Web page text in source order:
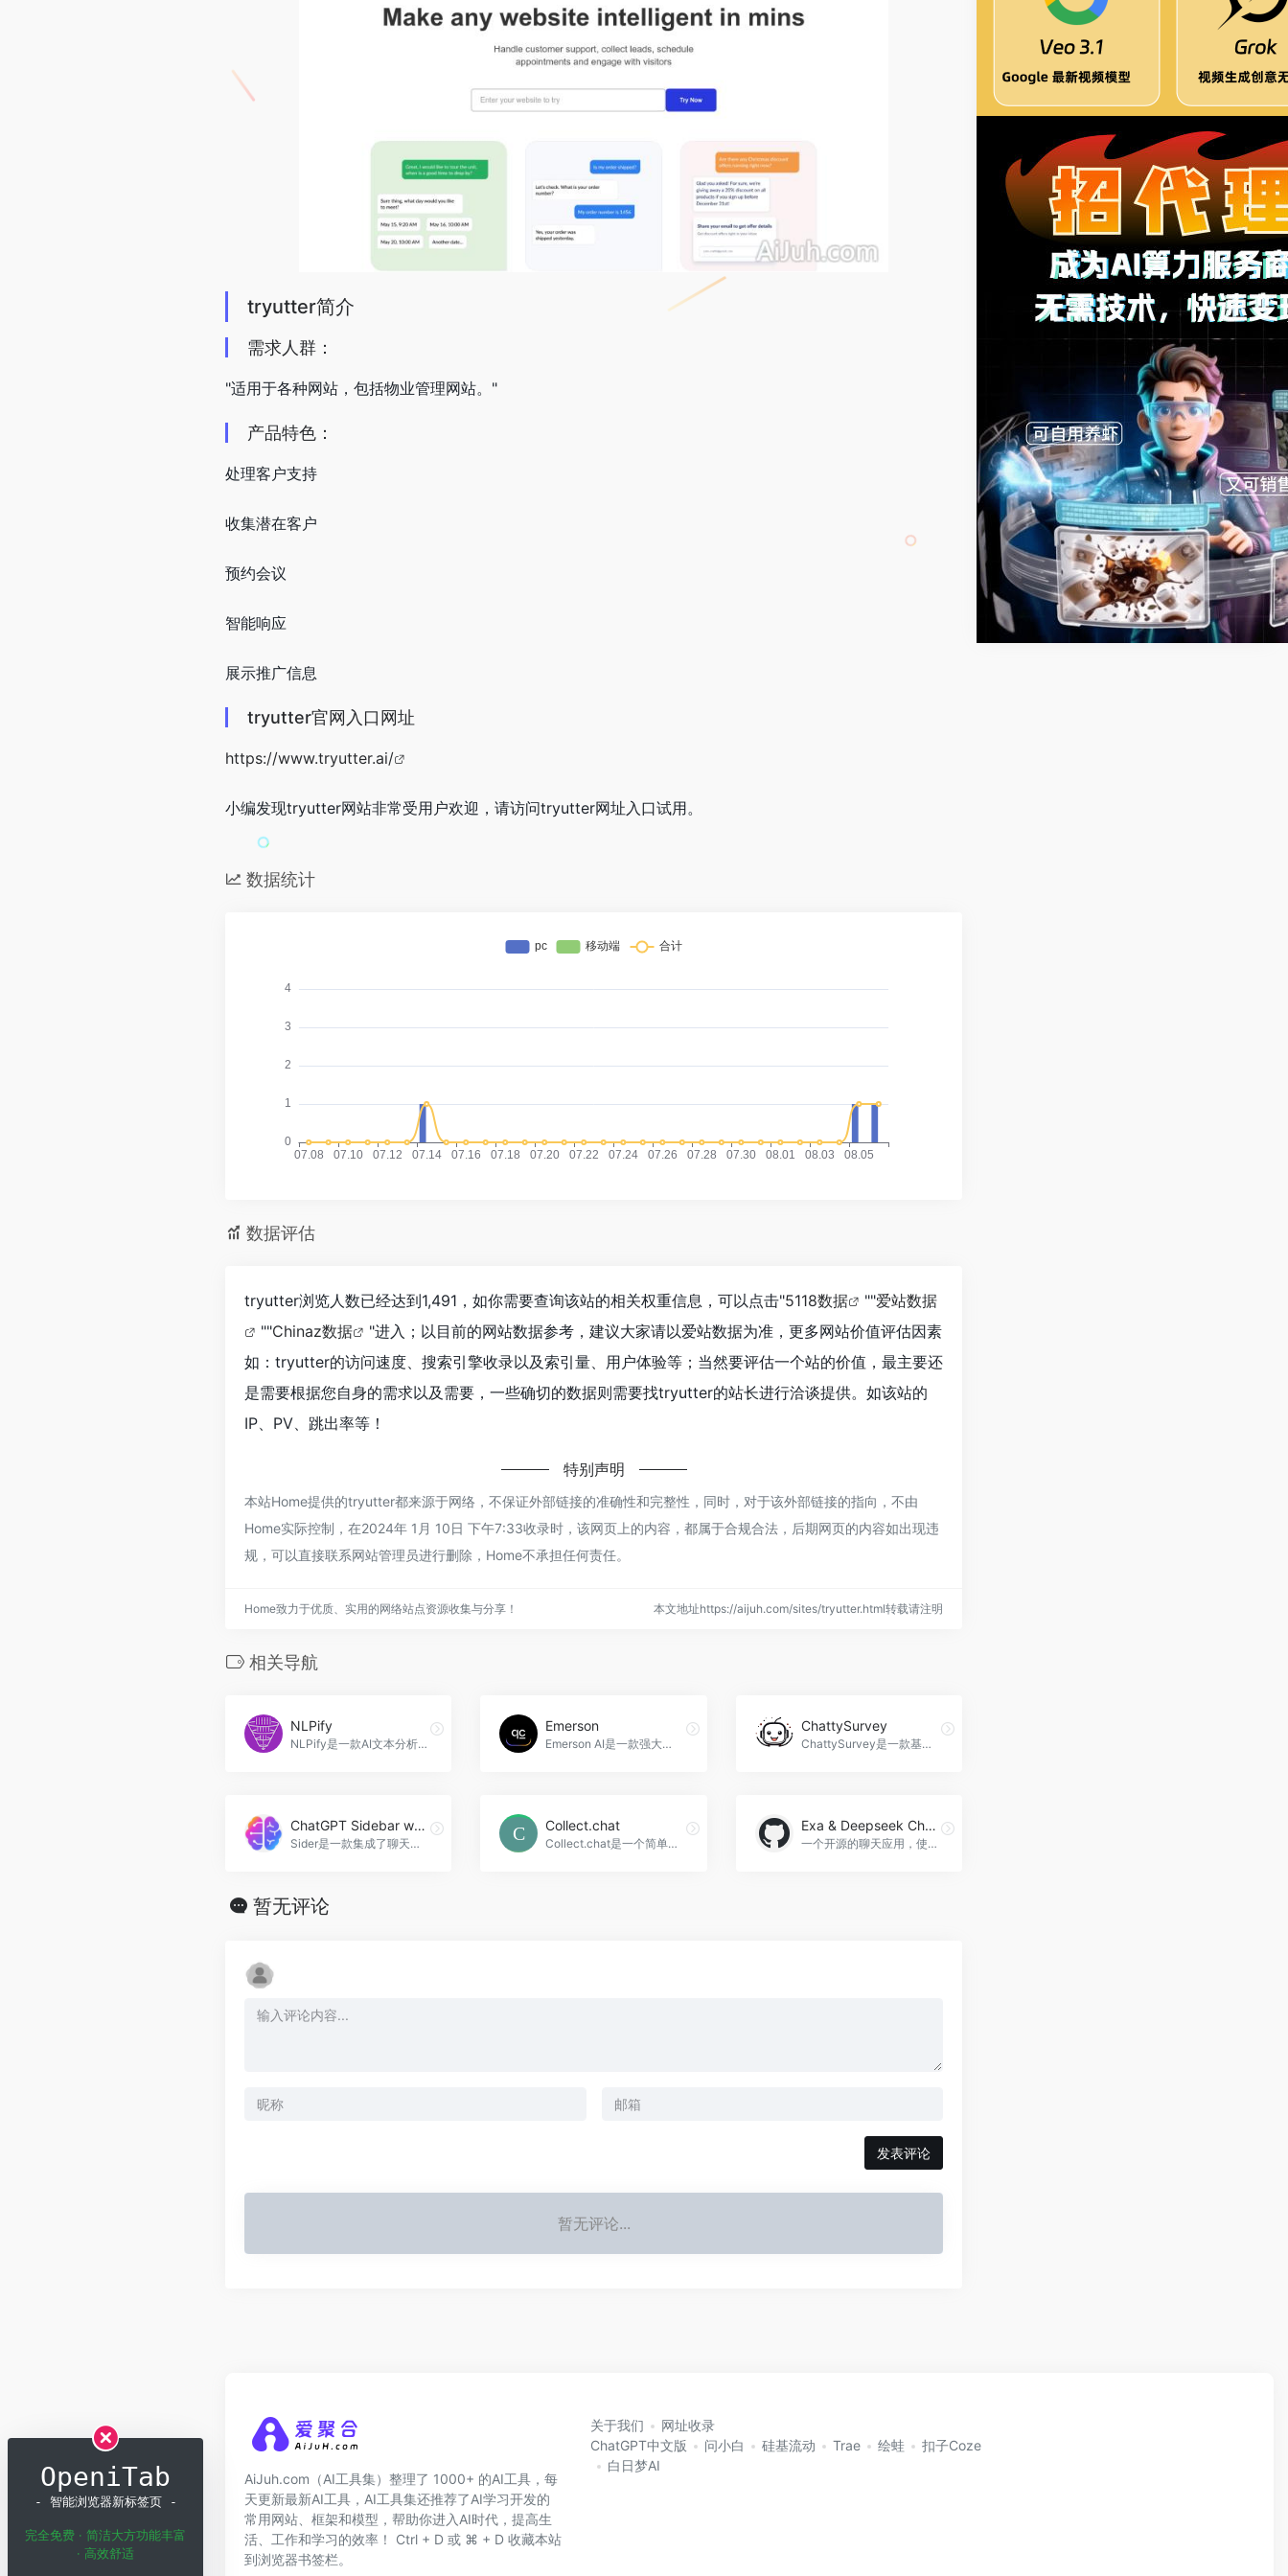
tryutter简介
需求人群：
"适用于各种网站，包括物业管理网站。"
产品特色：
处理客户支持
收集潜在客户
预约会议
智能响应
展示推广信息
tryutter官网入口网址
https://www.tryutter.ai/
小编发现tryutter网站非常受用户欢迎，请访问tryutter网址入口试用。
数据统计
数据评估
tryutter浏览人数已经达到1,491，如你需要查询该站的相关权重信息，可以点击"5118数据 ""爱站数据
""Chinaz数据
"进入；以目前的网站数据参考，建议大家请以爱站数据为准，更多网站价值评估因素
如：tryutter的访问速度、搜索引擎收录以及索引量、用户体验等；当然要评估一个站的价值，最主要还
是需要根据您自身的需求以及需要，一些确切的数据则需要找tryutter的站长进行洽谈提供。如该站的
IP、PV、跳出率等！
特别声明
本站Home提供的tryutter都来源于网络，不保证外部链接的准确性和完整性，同时，对于该外部链接的指向，不由
Home实际控制，在2024年 1月 10日 下午7:33收录时，该网页上的内容，都属于合规合法，后期网页的内容如出现违
规，可以直接联系网站管理员进行删除，Home不承担任何责任。
Home致力于优质、实用的网络站点资源收集与分享！ 本文地址https://aijuh.com/sites/tryutter.html转载请注明
相关导航
NLPify
NLPify是一款AI文本分析平台，通过提取资本市场数据的情感信息，帮助机构投资者生成Alpha收益、管理风险，并重新打包基于NLP的投资产品，NLPify官网入口网址
Emerson
Emerson AI是一款强大的AI聊天伙伴，可以帮助您练习外语、解答问题，或者进行轻松有趣的聊天。它可以说多种语言，通过消息或语音/音频与您交流，还可以分析和评论上传的图片，Emerson官网入口网址
ChattySurvey
ChattySurvey是一款基于人工智能的调查工具，通过个性化对话和智能分析，帮助您更好地了解客户需求，做出更明智的决策，ChattySurvey官网入口网址
ChatGPT Sidebar with GPT-4
Sider是一款集成了聊天机器人、AI阅读器、AI写手和ChatPDF等功能的强大AI助手，帮助用户提高工作效率和创造力，ChatGPT Sidebar with GPT-4官网入口网址
Collect.chat
Collect.chat是一个简单而美观的网站聊天机器人，可以帮助您收集更多潜在客户、提高销售转化率，并提供即时支持，Collect.chat官网入口网址
Exa & Deepseek Chat App
一个开源的聊天应用，使用Exa的API进行网络搜索，结合Deepseek R1进行推理。
暂无评论
发表评论
暂无评论...
AiJuh.com（AI工具集）整理了 1000+ 的AI工具，每
天更新最新AI工具，AI工具集还推荐了AI学习开发的
常用网站、框架和模型，帮助你进入AI时代，提高生
活、工作和学习的效率！ Ctrl + D 或 ⌘ + D 收藏本站
到浏览器书签栏。
关于我们
网址收录
ChatGPT中文版
问小白 硅基流动 Trae 绘蛙
扣子Coze
白日梦AI
OpeniTab
- 智能浏览器新标签页 -
完全免费 · 简洁大方功能丰富
· 高效舒适